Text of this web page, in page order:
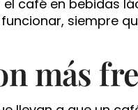
café en bebidas
siempre
más